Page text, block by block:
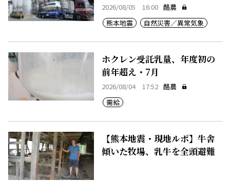
2026/08/05 16:00 酪農
熊本地震
自然災害／異常気象
ホクレン受託乳量、年度初の
前年超え・7月
2026/08/04 17:52 酪農
需給
【熊本地震・現地ルポ】牛舎
傾いた牧場、乳牛を全頭避難